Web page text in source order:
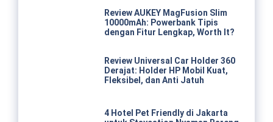
Review AUKEY MagFusion Slim
10000mAh: Powerbank Tipis
dengan Fitur Lengkap, Worth It?
Review Universal Car Holder 360
Derajat: Holder HP Mobil Kuat,
Fleksibel, dan Anti Jatuh
4 Hotel Pet Friendly di Jakarta